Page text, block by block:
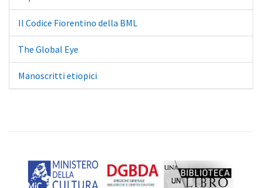
Il Codice Fiorentino della BML
The Global Eye
Manoscritti etiopici